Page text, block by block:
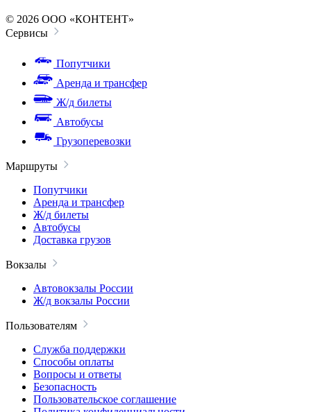
© 2026 ООО «КОНТЕНТ»
Сервисы
Попутчики
Аренда и трансфер
Ж/д билеты
Автобусы
Грузоперевозки
Маршруты
Попутчики
Аренда и трансфер
Ж/д билеты
Автобусы
Доставка грузов
Вокзалы
Автовокзалы России
Ж/д вокзалы России
Пользователям
Служба поддержки
Способы оплаты
Вопросы и ответы
Безопасность
Пользовательское соглашение